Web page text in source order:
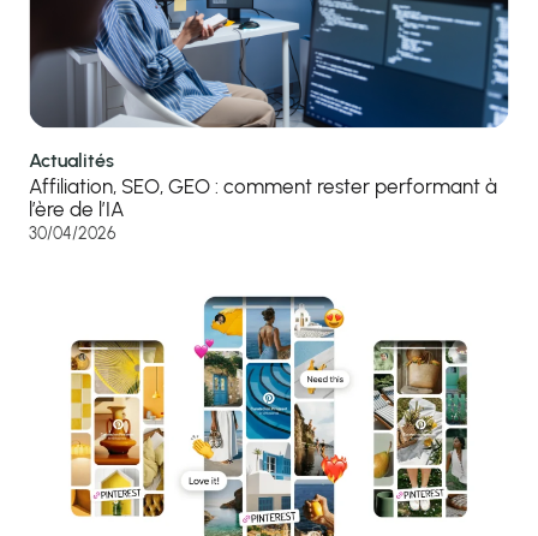
Actualités
Affiliation, SEO, GEO : comment rester performant à
l’ère de l’IA
30/04/2026